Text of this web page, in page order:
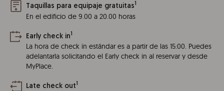
Taquillas para equipaje gratuitas1
En el edificio de 9.00 a 20.00 horas
Early check in1
La hora de check in estándar es a partir de las 15:00. Puedes
adelantarla solicitando el Early check in al reservar y desde
MyPlace.
Late check out1